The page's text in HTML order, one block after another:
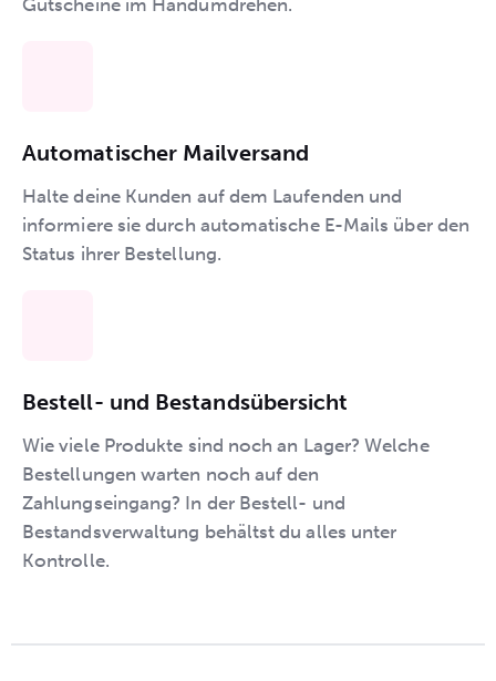
Automatischer Mailversand
Halte deine Kunden auf dem Laufenden und
informiere sie durch automatische E-Mails über den
Status ihrer Bestellung.
Bestell- und Bestandsübersicht
Wie viele Produkte sind noch an Lager? Welche
Bestellungen warten noch auf den
Zahlungseingang? In der Bestell- und
Bestandsverwaltung behältst du alles unter
Kontrolle.